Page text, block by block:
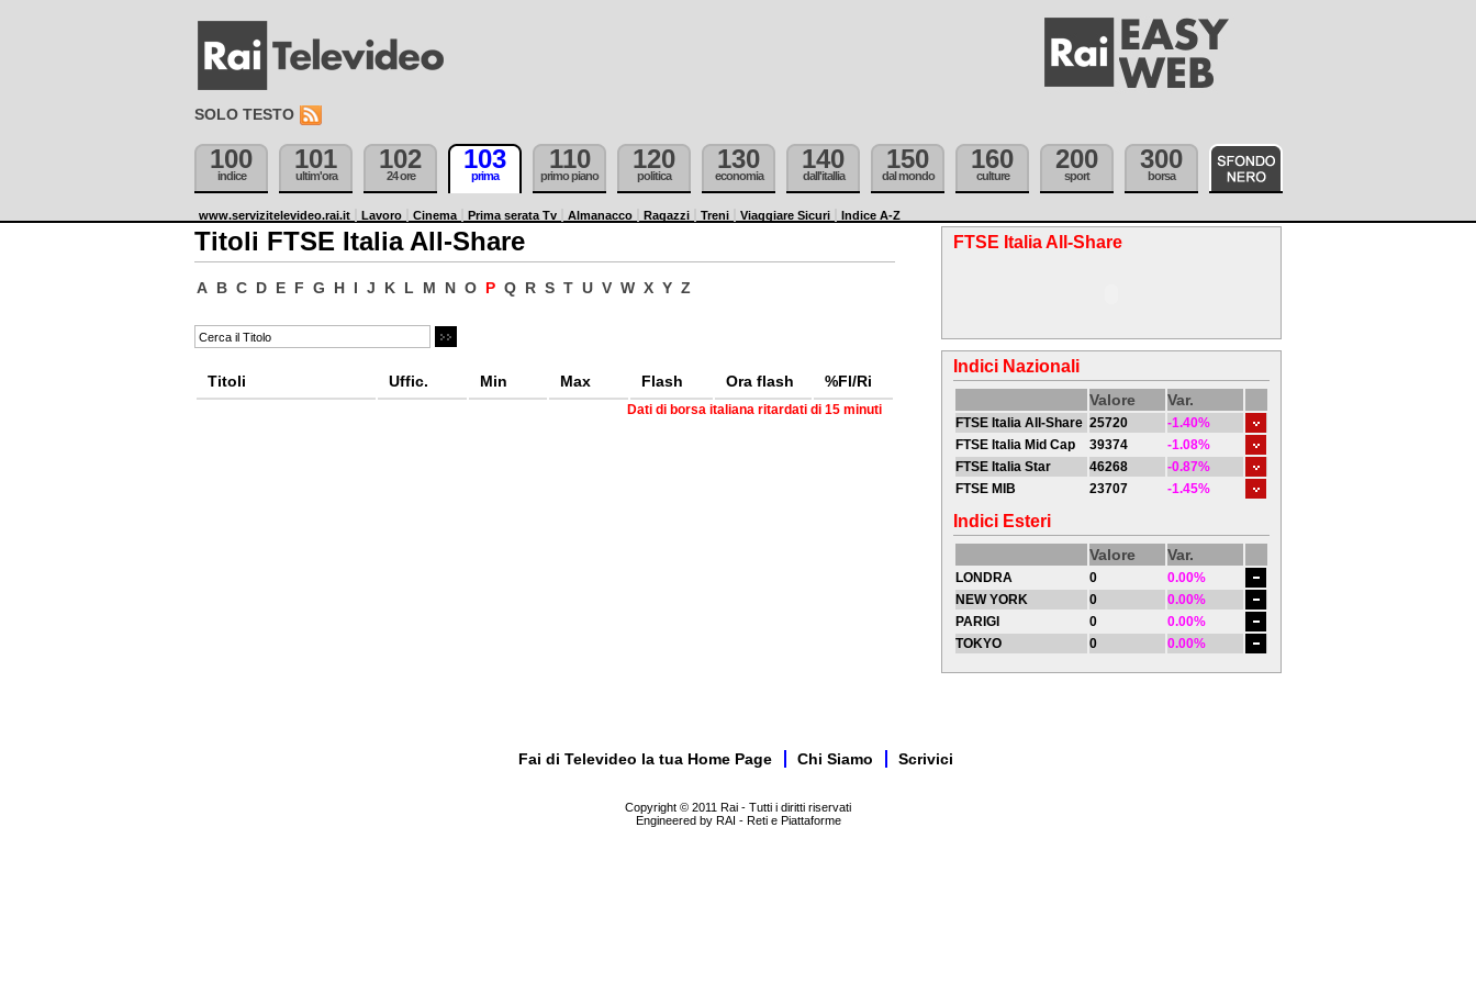
SOLO TESTO
100
indice
101
ultim'ora
102
24 ore
103
prima
110
primo piano
120
politica
130
economia
140
dall'itallia
150
dal mondo
160
culture
200
sport
300
borsa
www.servizitelevideo.rai.it Lavoro Cinema Prima serata Tv Almanacco Ragazzi Treni Viaggiare Sicuri Indice A-Z
Titoli FTSE Italia All-Share
A B C D E F G H I J K L M N O P Q R S T U V W X Y Z
Titoli Uffic. Min Max Flash Ora flash %Fl/Ri
Dati di borsa italiana ritardati di 15 minuti
FTSE Italia All-Share
Indici Nazionali
Valore Var.
FTSE Italia All-Share 25720
-1.40%
FTSE Italia Mid Cap
39374
-1.08%
FTSE Italia Star
46268
-0.87%
FTSE MIB
23707 -1.45%
Indici Esteri
Valore Var.
LONDRA 0
0.00%
NEW YORK
0
0.00%
PARIGI
0
0.00%
TOKYO
0 0.00%
Fai di Televideo la tua Home Page Chi Siamo Scrivici
Copyright © 2011 Rai - Tutti i diritti riservati
Engineered by RAI - Reti e Piattaforme